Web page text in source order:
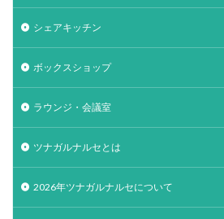
シェアキッチン
ボックスショップ
ラウンジ・会議室
ツナガルナルセとは
2026年ツナガルナルセについて